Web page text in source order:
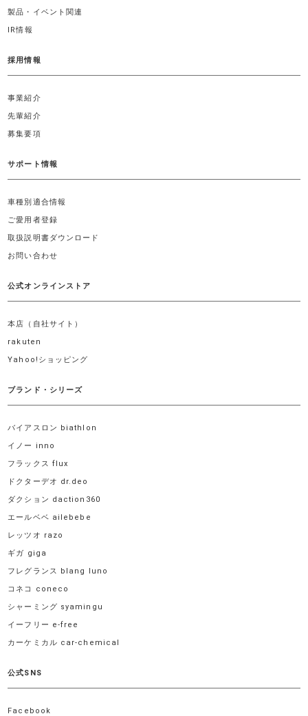
製品・イベント関連
IR情報
採用情報
事業紹介
先輩紹介
募集要項
サポート情報
車種別適合情報
ご愛用者登録
取扱説明書ダウンロード
お問い合わせ
公式オンラインストア
本店（自社サイト）
rakuten
Yahoo!ショッピング
ブランド・シリーズ
バイアスロン biathlon
イノー inno
フラックス flux
ドクターデオ dr.deo
ダクション daction360
エールベベ ailebebe
レッツオ razo
ギガ giga
フレグランス blang luno
コネコ coneco
シャーミング syamingu
イーフリー e-free
カーケミカル car-chemical
公式SNS
Facebook